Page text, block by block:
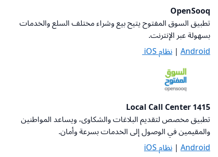
OpenSooq
تطبيق السوق المفتوح يتيح بيع وشراء مختلف السلع والخدمات
بسهولة عبر الإنترنت.
Android
| نظام iOS
1415 Local Call Center
تطبيق مخصص لتقديم البلاغات والشكاوى، ويساعد المواطنين
والمقيمين في الوصول إلى الخدمات بسرعة وأمان.
Android
| نظام iOS